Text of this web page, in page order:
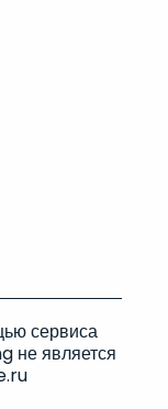
сервиса
не является